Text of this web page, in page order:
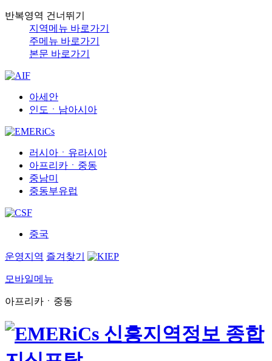
반복영역 건너뛰기
지역메뉴 바로가기
주메뉴 바로가기
본문 바로가기
아세안
인도ㆍ남아시아
러시아ㆍ유라시아
아프리카ㆍ중동
중남미
중동부유럽
중국
운영지역 즐겨찾기
모바일메뉴
아프리카ㆍ중동